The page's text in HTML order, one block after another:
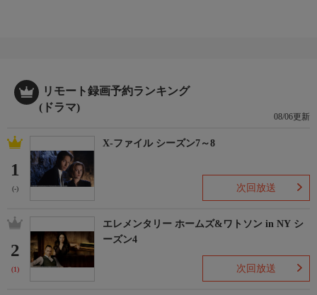
リモート録画予約ランキング
(ドラマ)
08/06更新
1
(-)
X-ファイル シーズン7～8
次回放送
2
(1)
エレメンタリー ホームズ&ワトソン in NY シ
ーズン4
次回放送